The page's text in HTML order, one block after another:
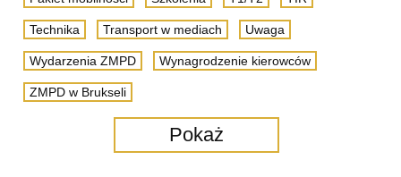
Technika Transport w mediach Uwaga
Wydarzenia ZMPD Wynagrodzenie kierowców
ZMPD w Brukseli
Pokaż